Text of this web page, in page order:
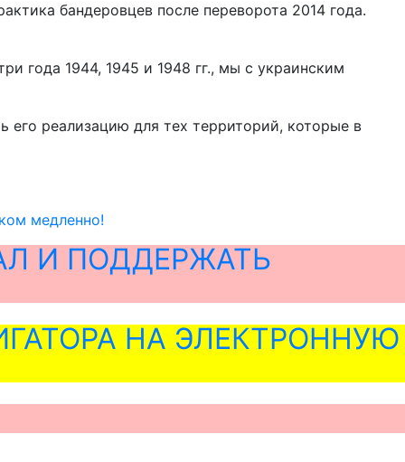
бандеровцев после переворота 2014 года.
года 1944, 1945 и 1948 гг., мы с украинским
его реализацию для тех территорий, которые в
медленно!
И ПОДДЕРЖАТЬ
НА ЭЛЕКТРОННУЮ